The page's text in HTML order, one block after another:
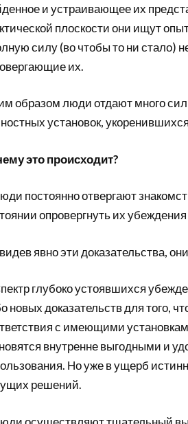
и устраивающее их
плоскости они ищут
силу (во чтобы то ни стало)
их.
образом люди отдают много
установок,
это происходит?
постоянно отвергают
опровергнуть их убеждения
явно эти доказательства,
глубоко устоявшихся
новых доказательств для того,
с имеющими
внутренне выгодными и
Но уже в ущерб
решений.